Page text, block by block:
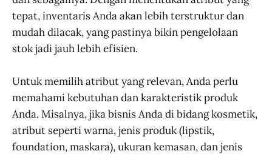
tepat, inventaris Anda akan lebih terstruktur dan
mudah dilacak, yang pastinya bikin pengelolaan
stok jadi jauh lebih efisien.
Untuk memilih atribut yang relevan, Anda perlu
memahami kebutuhan dan karakteristik produk
Anda. Misalnya, jika bisnis Anda di bidang kosmetik,
atribut seperti warna, jenis produk (lipstik,
foundation, maskara), ukuran kemasan, dan jenis